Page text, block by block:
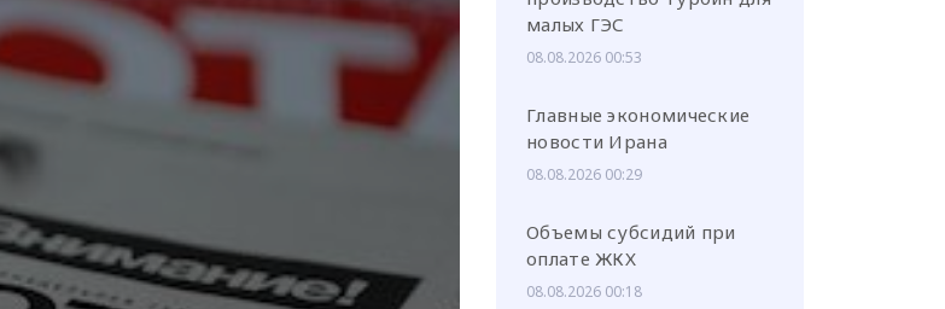
малых ГЭС
08.08.2026 00:53
Главные экономические
новости Ирана
08.08.2026 00:29
Объемы субсидий при
оплате ЖКХ
08.08.2026 00:18